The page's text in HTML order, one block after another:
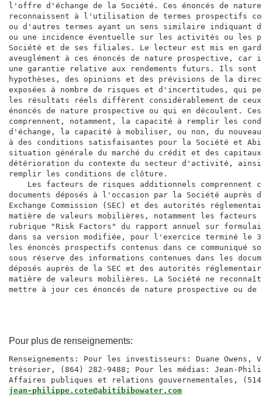
l'offre d'échange de la Société. Ces énoncés de
reconnaissent à l'utilisation de termes prospectifs
ou d'autres termes ayant un sens similaire indiquant
ou une incidence éventuelle sur les activités ou les
Société et de ses filiales. Le lecteur est mis en
aveuglément à ces énoncés de nature prospective,
une garantie relative aux rendements futurs. Ils sont
hypothèses, des opinions et des prévisions de la
exposées à nombre de risques et d'incertitudes, qui
les résultats réels diffèrent considérablement de ceux
énoncés de nature prospective ou qui en découlent.
comprennent, notamment, la capacité à remplir les
d'échange, la capacité à mobiliser, ou non, du
à des conditions satisfaisantes pour la Société et
situation générale du marché du crédit et des
détérioration du contexte du secteur d'activité, ainsi
remplir les conditions de clôture.
Les facteurs de risques additionnels comprennent
documents déposés à l'occasion par la Société auprès
Exchange Commission (SEC) et des autorités
matière de valeurs mobilières, notamment les
rubrique "Risk Factors" du rapport annuel sur
dans sa version modifiée, pour l'exercice terminé le 31
les énoncés prospectifs contenus dans ce communiqué
sous réserve des informations contenues dans les
déposés auprès de la SEC et des autorités
matière de valeurs mobilières. La Société ne
mettre à jour ces énoncés de nature prospective ou
Pour plus de renseignements:
Renseignements: Pour les investisseurs: Duane Owens,
trésorier, (864) 282-9488; Pour les médias: Jean-
jean-philippe.cote@abitibibowater.com